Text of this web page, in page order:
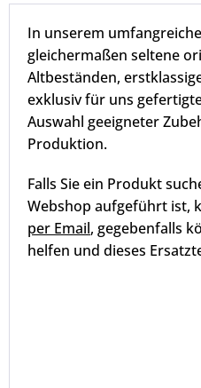
Inhalt
In unserem
gleichermaßen seltene
Altbeständen,
exklusiv für uns
Auswahl geeigneter
Produktion.
Falls Sie ein Produkt
Webshop aufgeführt ist,
per Email, gegebenfalls
helfen und dieses